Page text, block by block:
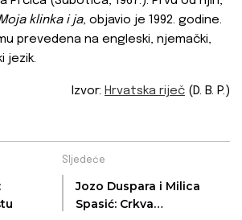
klinka i ja, objavio je 1992. godine.
prevedena na engleski, njemački,
jezik.
Izvor: Hrvatska riječ (D. B. P.)
Sljedeće
Jozo Duspara i Milica
Spasić: Crkva